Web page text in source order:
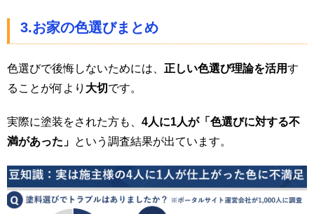
3.お家の色選びまとめ
色選びで後悔しないためには、 正しい色選び理論を活用す
ることが何より 大切です。
実際に塗装をされた方も、 4人に1人が「色選びに対する不
満があった」 という調査結果が出ています。